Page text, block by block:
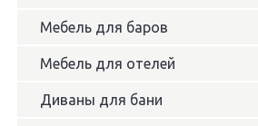
Мебель для баров
Мебель для отелей
Диваны для бани